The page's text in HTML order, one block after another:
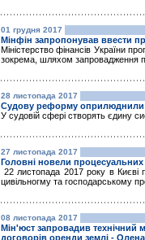
01 грудня 2017
Мінфін запропонував ввести
Міністерство фінансів України
зокрема, шляхом запровадження
28 листопада 2017
Судову реформу оприлюднили
У судовій сфері створять єдину
27 листопада 2017
Головні новели
22 листопада 2017 року в Києві
цивільногму та господарському
08 листопада 2017
Мін'юст запровадив технічний
договорів оренди землі -